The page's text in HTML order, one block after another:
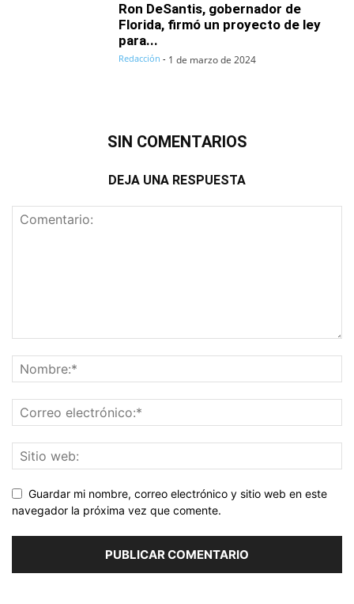
Ron DeSantis, gobernador de
Florida, firmó un proyecto de ley
para...
Redacción - 1 de marzo de 2024
SIN COMENTARIOS
DEJA UNA RESPUESTA
Guardar mi nombre, correo electrónico y sitio web en este
navegador la próxima vez que comente.